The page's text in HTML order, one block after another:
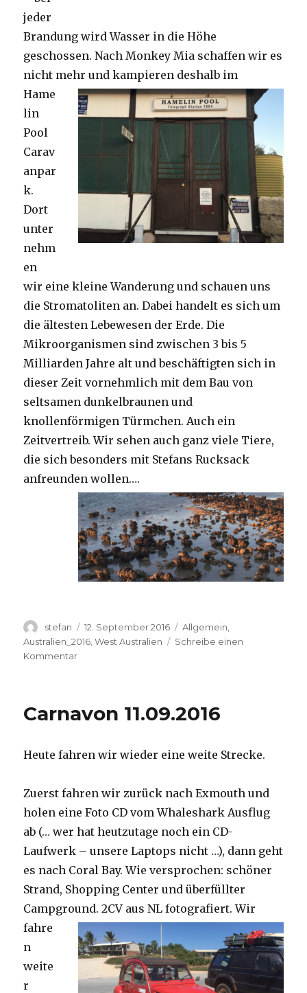
jeder
Brandung wird Wasser in die Höhe
geschossen. Nach Monkey Mia schaffen wir es
nicht mehr und kampieren deshalb im
Hame
lin
Pool
Carav
anpar
k.
Dort
unter
nehm
en
wir eine kleine Wanderung und schauen uns
die Stromatoliten an. Dabei handelt es sich um
die ältesten Lebewesen der Erde. Die
Mikroorganismen sind zwischen 3 bis 5
Milliarden Jahre alt und beschäftigten sich in
dieser Zeit vornehmlich mit dem Bau von
seltsamen dunkelbraunen und
knollenförmigen Türmchen. Auch ein
Zeitvertreib. Wir sehen auch ganz viele Tiere,
die sich besonders mit Stefans Rucksack
anfreunden wollen….
Autor
stefan
Veröffentlicht
am
12. September 2016 Kategorien
Allgemein
Australien_2016 ,West Australien
Schreibe einen
Kommentarzu
Carnavon 11.09.2016
Heute fahren wir wieder eine weite Strecke.
Zuerst fahren wir zurück nach Exmouth und
holen eine Foto CD vom Whaleshark Ausflug
ab (… wer hat heutzutage noch ein CD-
Laufwerk – unsere Laptops nicht …), dann geht
es nach Coral Bay. Wie versprochen: schöner
Strand, Shopping Center und überfüllter
Campground.2CV aus NL fotografiert. Wir
fahre
n
weite
r